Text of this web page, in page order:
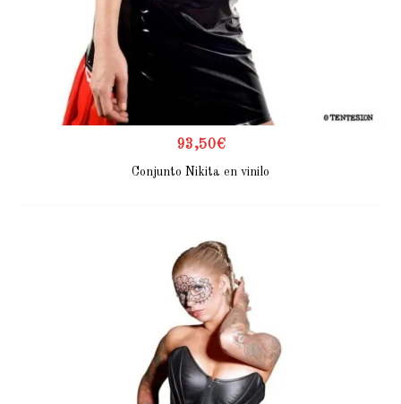
93,50€
Conjunto Nikita en vinilo